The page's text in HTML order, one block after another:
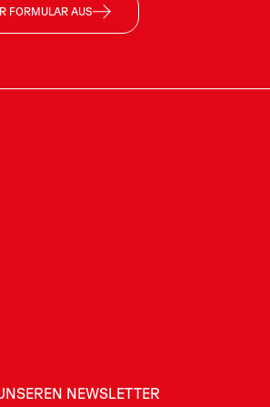
FORMULAR AUS
NEWSLETTER